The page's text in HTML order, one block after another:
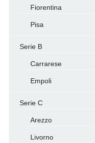
Fiorentina
Pisa
Serie B
Carrarese
Empoli
Serie C
Arezzo
Livorno